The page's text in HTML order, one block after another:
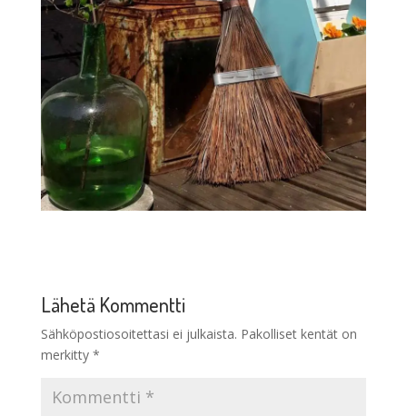
Lähetä Kommentti
Sähköpostiosoitettasi ei julkaista. Pakolliset kentät on
merkitty *